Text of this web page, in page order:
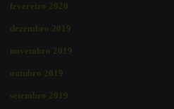
fevereiro 2020
dezembro 2019
novembro 2019
outubro 2019
setembro 2019